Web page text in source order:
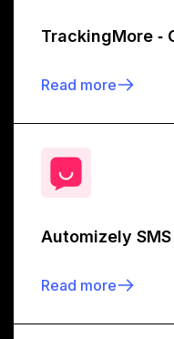
TrackingMore ‑
Read more
Automizely
Read more